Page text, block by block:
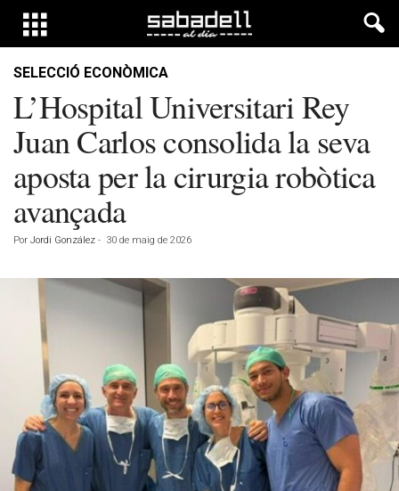
SELECCIÓ ECONÒMICA
L’Hospital Universitari Rey
Juan Carlos consolida la seva
aposta per la cirurgia robòtica
avançada
Por Jordi González - 30 de maig de 2026